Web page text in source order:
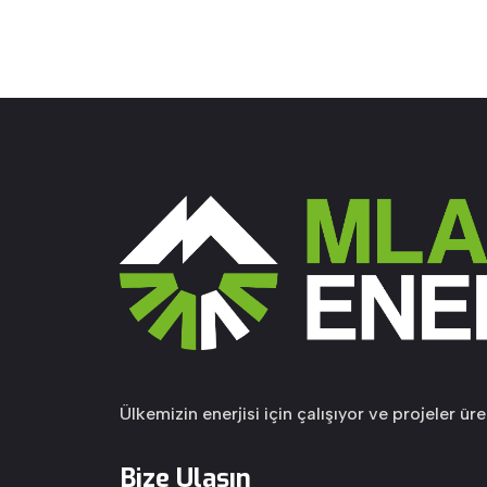
Ülkemizin enerjisi için çalışıyor ve projeler
Bize Ulaşın